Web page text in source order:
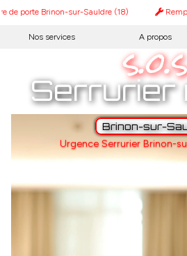
de porte Brinon-sur-Sauldre (18)
Nos services A propos
Serrurier
Brinon-sur-
Urgence Serrurier Brinon-